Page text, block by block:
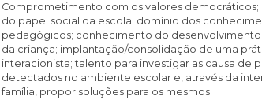
Comprometimento com os valores
do papel social da escola; domínio dos
pedagógicos; conhecimento do desenvolvimento
da criança; implantação/consolidação de uma
interacionista; talento para investigar as causa de
detectados no ambiente escolar e, através da
família, propor soluções para os mesmos.